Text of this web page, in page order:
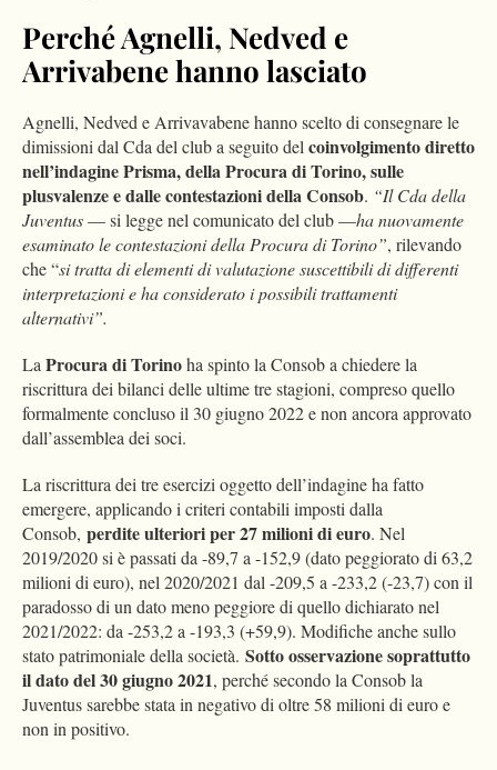
Perché Agnelli, Nedved e
Arrivabene hanno lasciato
Agnelli, Nedved e Arrivavabene hanno scelto di consegnare le
dimissioni dal Cda del club a seguito delcoinvolgimento diretto
nell’indagine Prisma, della Procura di Torino, sulle
plusvalenze e dalle contestazioni della Consob. “Il Cda della
Juventus— si legge nel comunicato del club —ha nuovamente
esaminato le contestazioni della Procura di Torino”, rilevando
che “si tratta di elementi di valutazione suscettibili di differenti
interpretazioni e ha considerato i possibili trattamenti
alternativi”.
LaProcura di Torinoha spinto la Consob a chiedere la
riscrittura dei bilanci delle ultime tre stagioni, compreso quello
formalmente concluso il 30 giugno 2022 e non ancora approvato
dall’assemblea dei soci.
La riscrittura dei tre esercizi oggetto dell’indagine ha fatto
emergere, applicando i criteri contabili imposti dalla
Consob, perdite ulteriori per 27 milioni di euro. Nel
2019/2020 si è passati da -89,7 a -152,9 (dato peggiorato di 63,2
milioni di euro), nel 2020/2021 dal -209,5 a -233,2 (-23,7) con il
paradosso di un dato meno peggiore di quello dichiarato nel
2021/2022: da -253,2 a -193,3 (+59,9). Modifiche anche sullo
stato patrimoniale della società. Sotto osservazione soprattutto
il dato del 30 giugno 2021, perché secondo la Consob la
Juventus sarebbe stata in negativo di oltre 58 milioni di euro e
non in positivo.